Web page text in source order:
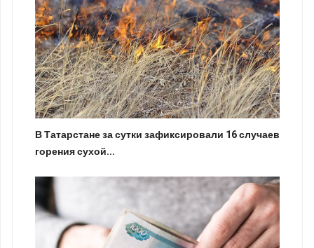
В Татарстане за сутки зафиксировали 16 случаев
горения сухой...